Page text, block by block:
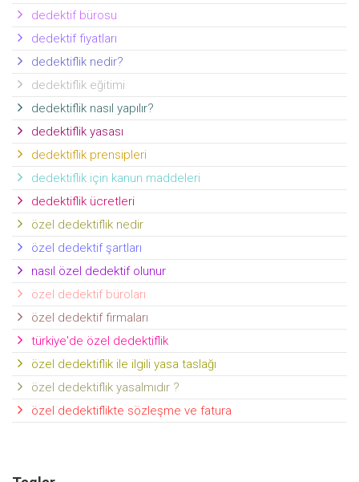
dedektif bürosu
dedektif fiyatları
dedektiflik nedir?
dedektiflik eğitimi
dedektiflik nasıl yapılır?
dedektiflik yasası
dedektiflik prensipleri
dedektiflik için kanun maddeleri
dedektiflik ücretleri
özel dedektiflik nedir
özel dedektif şartları
nasıl özel dedektif olunur
özel dedektif büroları
özel dedektif firmaları
türkiye'de özel dedektiflik
özel dedektiflik ile ilgili yasa taslağı
özel dedektiflik yasalmıdır ?
özel dedektiflikte sözleşme ve fatura